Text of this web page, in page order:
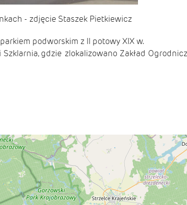
- zdjęcie Staszek Pietkiewicz
podworskim z II potowy XIX w.
gdzie zlokalizowano Zakład